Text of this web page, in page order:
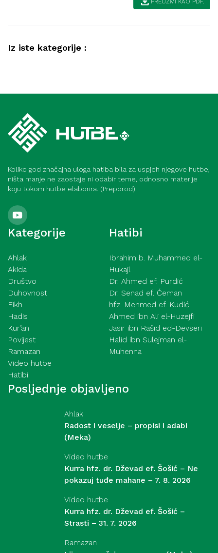
PREUZMI KAO PDF.
Iz iste kategorije :
Koliko god značajna uloga hatiba bila za uspjeh njegove hutbe,
ništa manje ne zaostaje ni odabir teme, odnosno materije
koju tokom hutbe elaborira. (Preporod)
Kategorije
Ahlak
Akida
Društvo
Duhovnost
Fikh
Hadis
Kur’an
Povijest
Ramazan
Video hutbe
Hatibi
Hatibi
Ibrahim b. Muhammed el-
Hukajl
Dr. Ahmed ef. Purdić
Dr. Senad ef. Ćeman
hfz. Mehmed ef. Kudić
Ahmed ibn Ali el-Huzejfi
Jasir ibn Rašid ed-Devseri
Halid ibn Sulejman el-
Muhenna
Posljednje objavljeno
Ahlak
Radost i veselje – propisi i adabi
(Meka)
Video hutbe
Kurra hfz. dr. Dževad ef. Šošić – Ne
pokazuj tuđe mahane – 7. 8. 2026
Video hutbe
Kurra hfz. dr. Dževad ef. Šošić –
Strasti – 31. 7. 2026
Ramazan